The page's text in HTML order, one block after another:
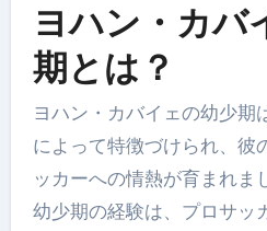
ヨハン・カバ
期とは？
ヨハン・カバイェの幼少期
によって特徴づけられ、彼
ッカーへの情熱が育まれま
幼少期の経験は、プロサッ